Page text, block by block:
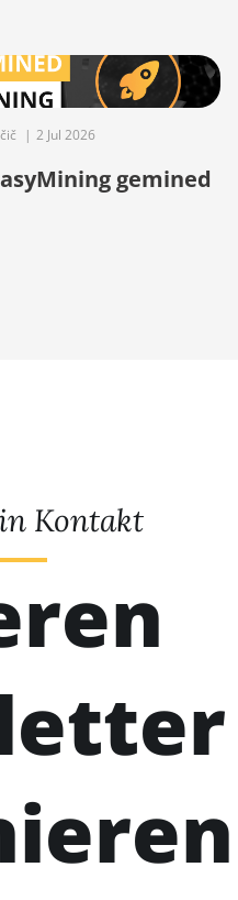
| 2 Jul 2026
gemined
Kontakt